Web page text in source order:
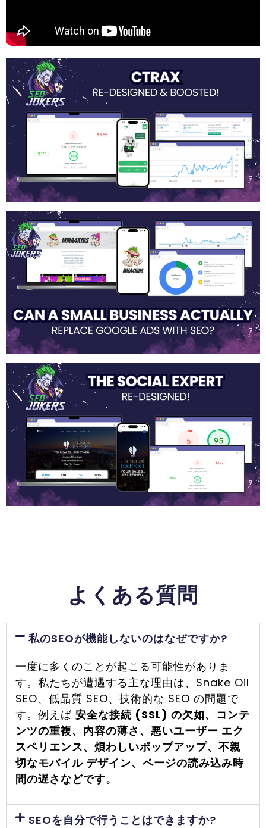
よくある質問
私のSEOが機能しないのはなぜですか?
一度に多くのことが起こる可能性がありま
す。私たちが遭遇する主な理由は、Snake Oil
SEO、低品質 SEO、技術的な SEO の問題で
す。例えば安全な接続 (SSL) の欠如、コンテ
ンツの重複、内容の薄さ、悪いユーザー エク
スペリエンス、煩わしいポップアップ、不親
切なモバイル デザイン、ページの読み込み時
間の遅さなどです。
SEOを自分で行うことはできますか?